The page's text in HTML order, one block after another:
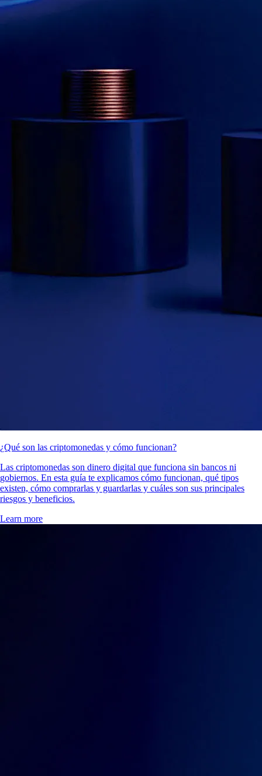
¿Qué son las criptomonedas y cómo funcionan?
Las criptomonedas son dinero digital que funciona sin bancos ni
gobiernos. En esta guía te explicamos cómo funcionan, qué tipos
existen, cómo comprarlas y guardarlas y cuáles son sus principales
riesgos y beneficios.
Learn more